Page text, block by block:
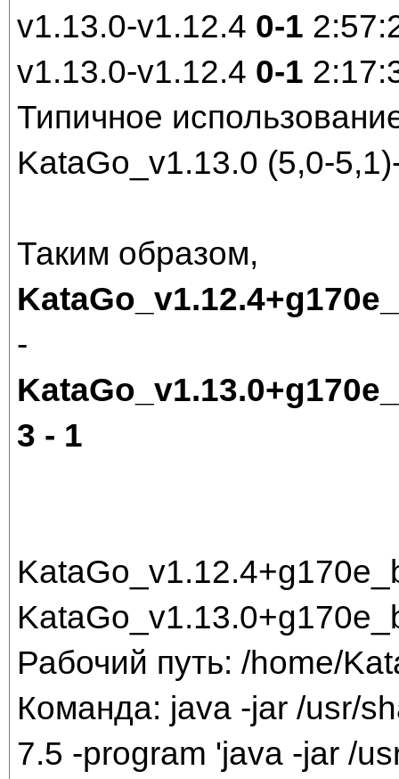
v1.13.0-v1.12.4 0-1
v1.13.0-v1.12.4 0-1
Типичное
KataGo_v1.13.0 (5,0-
Таким образом,
-
3 - 1
Рабочий путь: /home/
Команда: java -jar /usr/
7.5 -program 'java -jar /